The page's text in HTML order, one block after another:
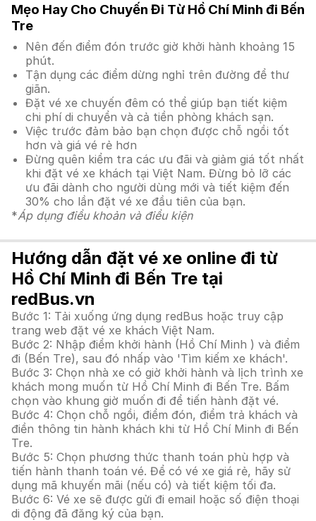
Mẹo Hay Cho Chuyến Đi Từ Hồ Chí Minh đi Bến
Tre
Nên đến điểm đón trước giờ khởi hành khoảng 15
phút.
Tận dụng các điểm dừng nghỉ trên đường để thư
giãn.
Đặt vé xe chuyến đêm có thể giúp bạn tiết kiệm
chi phí di chuyển và cả tiền phòng khách sạn.
Việc trước đảm bảo bạn chọn được chỗ ngồi tốt
hơn và giá vé rẻ hơn
Đừng quên kiểm tra các ưu đãi và giảm giá tốt nhất
khi đặt vé xe khách tại Việt Nam. Đừng bỏ lỡ các
ưu đãi dành cho người dùng mới và tiết kiệm đến
30% cho lần đặt vé xe đầu tiên của bạn.
*Áp dụng điều khoản và điều kiện
Hướng dẫn đặt vé xe online đi từ
Hồ Chí Minh đi Bến Tre tại
redBus.vn
Bước 1: Tải xuống ứng dụng redBus hoặc truy cập
trang web đặt vé xe khách Việt Nam.
Bước 2: Nhập điểm khởi hành (Hồ Chí Minh ) và điểm
đi (Bến Tre), sau đó nhấp vào 'Tìm kiếm xe khách'.
Bước 3: Chọn nhà xe có giờ khởi hành và lịch trình xe
khách mong muốn từ Hồ Chí Minh đi Bến Tre. Bấm
chọn vào khung giờ muốn đi để tiến hành đặt vé.
Bước 4: Chọn chỗ ngồi, điểm đón, điểm trả khách và
điền thông tin hành khách khi từ Hồ Chí Minh đi Bến
Tre.
Bước 5: Chọn phương thức thanh toán phù hợp và
tiến hành thanh toán vé. Để có vé xe giá rẻ, hãy sử
dụng mã khuyến mãi (nếu có) và tiết kiệm tối đa.
Bước 6: Vé xe sẽ được gửi đi email hoặc số điện thoại
di động đã đăng ký của bạn.